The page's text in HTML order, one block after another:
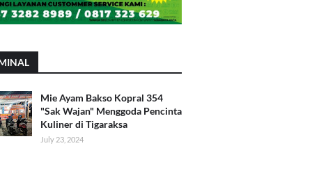
Mie Ayam Bakso Kopral 354
"Sak Wajan" Menggoda Pencinta
Kuliner di Tigaraksa
July 23, 2024